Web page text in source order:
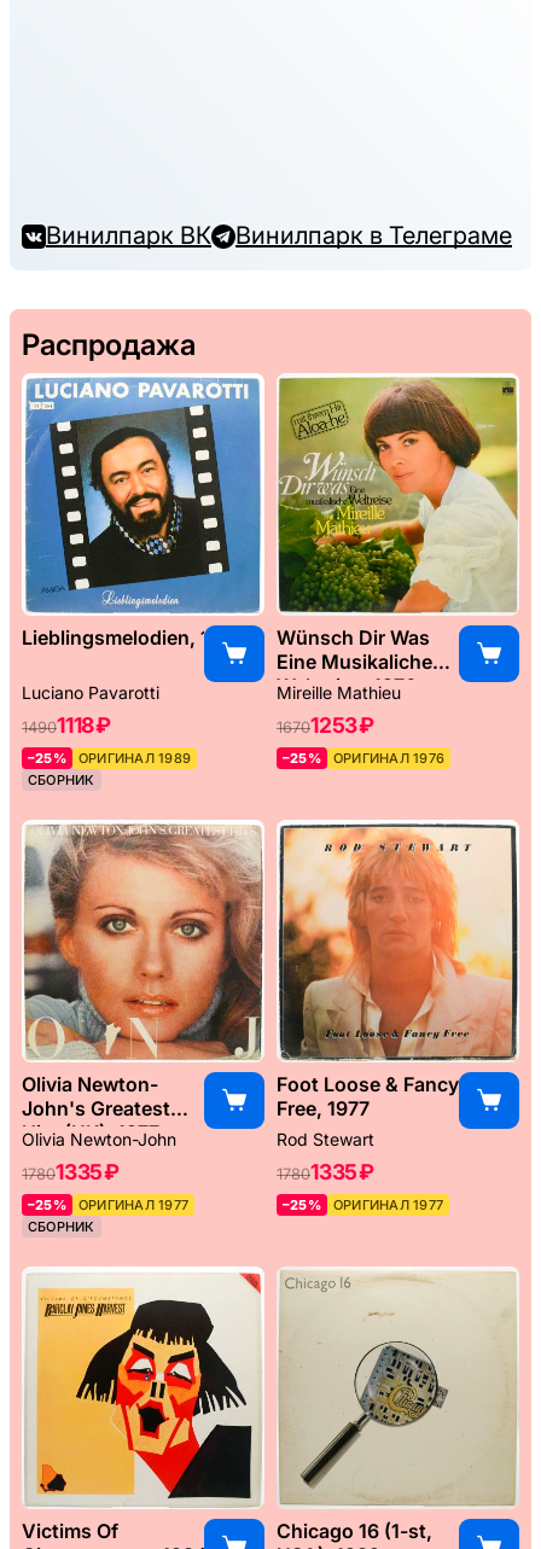
Винилпарк ВК Винилпарк в Телеграме
Распродажа
Lieblingsmelodien, 1989
Luciano Pavarotti
14901118 ₽
–25%
ОРИГИНАЛ 1989
СБОРНИК
Wünsch Dir Was
Eine Musikaliche
Weltreise, 1976
Mireille Mathieu
16701253 ₽
–25% ОРИГИНАЛ 1976
Olivia Newton-
John's Greatest
Hits (UK), 1977
Olivia Newton-John
17801335 ₽
–25%
ОРИГИНАЛ 1977
СБОРНИК
Foot Loose & Fancy
Free, 1977
Rod Stewart
17801335 ₽
–25% ОРИГИНАЛ 1977
Victims Of
Chicago 16 (1-st,